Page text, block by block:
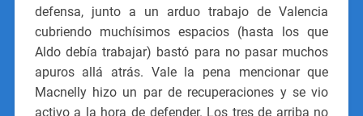
defensa, junto a un arduo trabajo de Valencia
cubriendo muchísimos espacios (hasta los que
Aldo debía trabajar) bastó para no pasar muchos
apuros allá atrás. Vale la pena mencionar que
Macnelly hizo un par de recuperaciones y se vio
activo a la hora de defender. Los tres de arriba no